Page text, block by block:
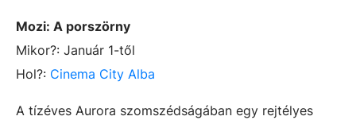
Mozi: A porszörny
Mikor?: Január 1-től
Hol?: Cinema City Alba
A tízéves Aurora szomszédságában egy rejtélyes